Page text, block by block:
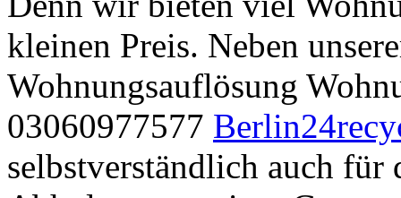
kleinen Preis. Neben
Wohnungsauflösung
03060977577
selbstverständlich auch für